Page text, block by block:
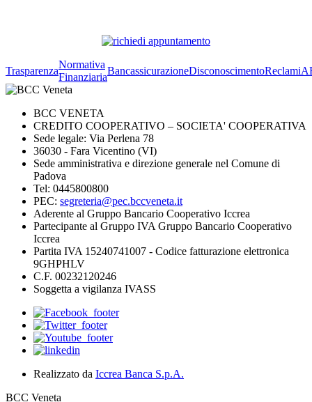
Trasparenza
Normativa
Finanziaria
BancassicurazioneDisconoscimentoReclami
BCC VENETA
CREDITO COOPERATIVO – SOCIETA' COOPERATIVA
Sede legale: Via Perlena 78
36030 - Fara Vicentino (VI)
Sede amministrativa e direzione generale nel Comune di
Padova
Tel: 0445800800
PEC: segreteria@pec.bccveneta.it
Aderente al Gruppo Bancario Cooperativo Iccrea
Partecipante al Gruppo IVA Gruppo Bancario Cooperativo
Iccrea
Partita IVA 15240741007 - Codice fatturazione elettronica
9GHPHLV
C.F. 00232120246
Soggetta a vigilanza IVASS
Realizzato da Iccrea Banca S.p.A.
BCC Veneta